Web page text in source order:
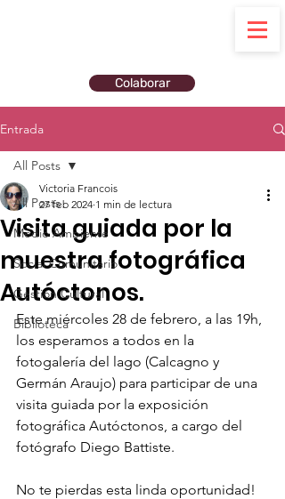
Colaborar
Entrada
All Posts
Medio Ambiente
Social Comunitario
Gestión Cultural
Biblioteca
All Posts
Visita guiada por la
muestra fotográfica
Autóctonos.
Victoria Francois
27 feb 2024 1 min de lectura
Este miércoles 28 de febrero, a las 19h,
los esperamos a todos en la
fotogalería del lago (Calcagno y
Germán Araujo) para participar de una
visita guiada por la exposición
fotográfica Autóctonos, a cargo del
fotógrafo Diego Battiste.
No te pierdas esta linda oportunidad!